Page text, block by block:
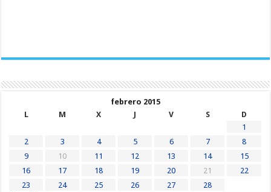
febrero 2015
L
M X J V S
D
1
2
3 4 5 6 7
8
9
10 11 12 13 14
15
16
17 18 19 20 21
22
23
24 25 26 27
28